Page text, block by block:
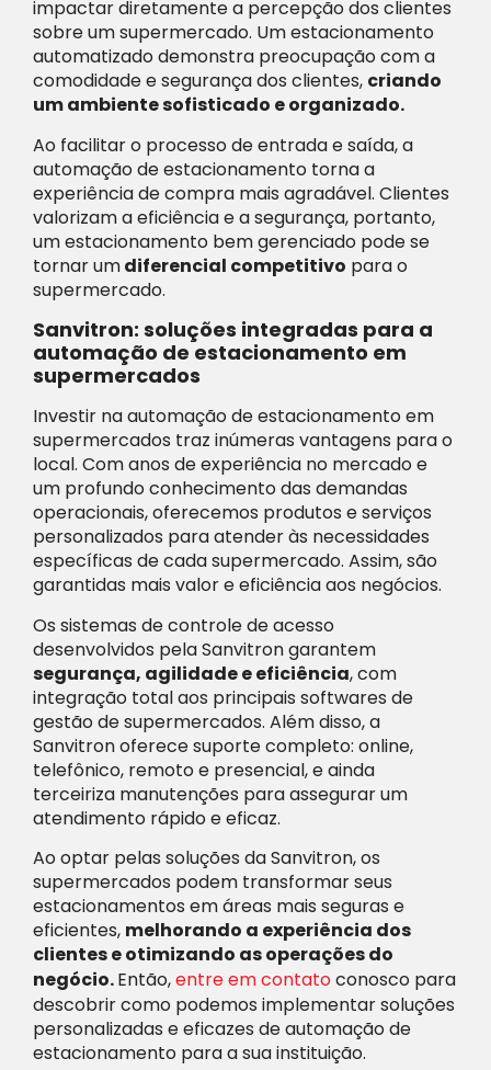
impactar diretamente a percepção dos clientes
sobre um supermercado. Um estacionamento
automatizado demonstra preocupação com a
comodidade e segurança dos clientes, criando
um ambiente sofisticado e organizado.
Ao facilitar o processo de entrada e saída, a
automação de estacionamento torna a
experiência de compra mais agradável. Clientes
valorizam a eficiência e a segurança, portanto,
um estacionamento bem gerenciado pode se
tornar umdiferencial competitivo para o
supermercado.
Sanvitron: soluções integradas para a
automação de estacionamento em
supermercados
Investir na automação de estacionamento em
supermercados traz inúmeras vantagens para o
local. Com anos de experiência no mercado e
um profundo conhecimento das demandas
operacionais, oferecemos produtos e serviços
personalizados para atender às necessidades
específicas de cada supermercado. Assim, são
garantidas mais valor e eficiência aos negócios.
Os sistemas de controle de acesso
desenvolvidos pela Sanvitron garantem
segurança, agilidade e eficiência, com
integração total aos principais softwares de
gestão de supermercados. Além disso, a
Sanvitron oferece suporte completo: online,
telefônico, remoto e presencial, e ainda
terceiriza manutenções para assegurar um
atendimento rápido e eficaz.
Ao optar pelas soluções da Sanvitron, os
supermercados podem transformar seus
estacionamentos em áreas mais seguras e
eficientes, melhorando a experiência dos
clientes e otimizando as operações do
negócio.Então,entre em contatoconosco para
descobrir como podemos implementar soluções
personalizadas e eficazes de automação de
estacionamento para a sua instituição.